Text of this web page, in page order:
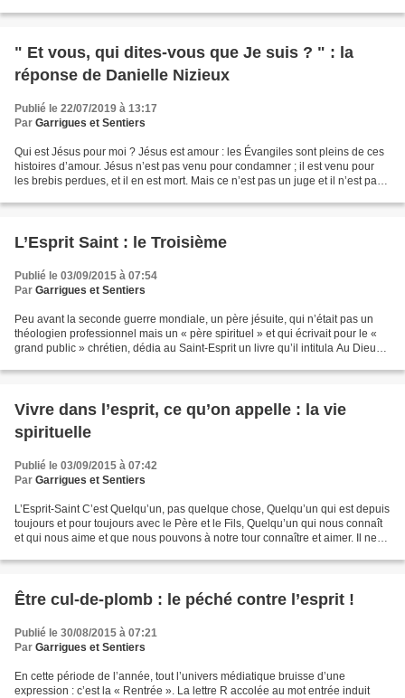
" Et vous, qui dites-vous que Je suis ? " : la
réponse de Danielle Nizieux
Publié le 22/07/2019 à 13:17
Par Garrigues et Sentiers
Qui est Jésus pour moi ? Jésus est amour : les Évangiles sont pleins de ces
histoires d’amour. Jésus n’est pas venu pour condamner ; il est venu pour
les brebis perdues, et il en est mort. Mais ce n’est pas un juge et il n’est pas
L’Esprit Saint : le Troisième
Publié le 03/09/2015 à 07:54
Par Garrigues et Sentiers
Peu avant la seconde guerre mondiale, un père jésuite, qui n’était pas un
théologien professionnel mais un « père spirituel » et qui écrivait pour le «
grand public » chrétien, dédia au Saint-Esprit un livre qu’il intitula Au Dieu
Vivre dans l’esprit, ce qu’on appelle : la vie
spirituelle
Publié le 03/09/2015 à 07:42
Par Garrigues et Sentiers
L’Esprit-Saint C’est Quelqu’un, pas quelque chose, Quelqu’un qui est depuis
toujours et pour toujours avec le Père et le Fils, Quelqu’un qui nous connaît
et qui nous aime et que nous pouvons à notre tour connaître et aimer. Il ne
Être cul-de-plomb : le péché contre l’esprit !
Publié le 30/08/2015 à 07:21
Par Garrigues et Sentiers
En cette période de l’année, tout l’univers médiatique bruisse d’une
expression : c’est la « Rentrée ». La lettre R accolée au mot entrée induit